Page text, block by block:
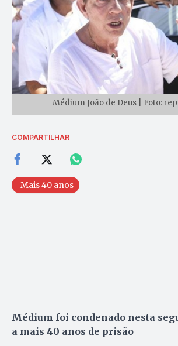
Médium João de Deus | Foto:
COMPARTILHAR
Mais 40 anos
Médium foi condenado nesta
a mais 40 anos de prisão